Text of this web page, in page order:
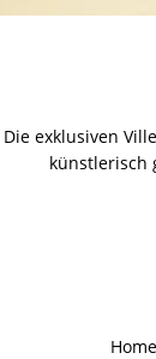
Die exklusiven
künstlerisch
Home